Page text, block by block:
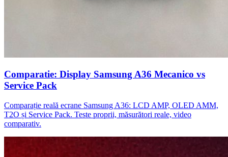
Comparatie: Display Samsung A36 Mecanico vs
Service Pack
Comparație reală ecrane Samsung A36: LCD AMP, OLED AMM,
T2O și Service Pack. Teste proprii, măsurători reale, video
comparativ.